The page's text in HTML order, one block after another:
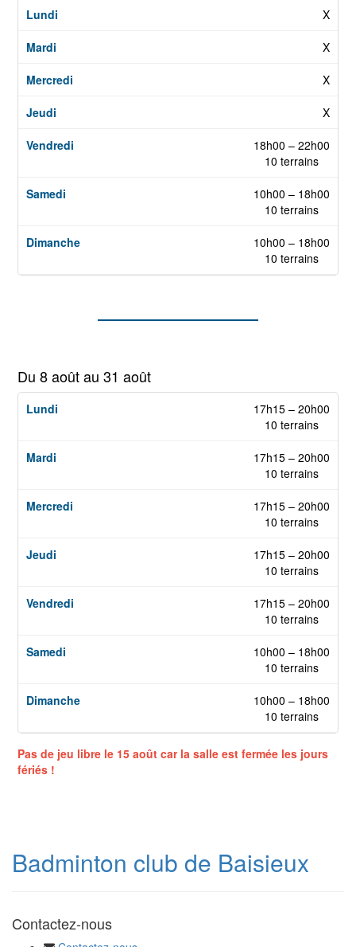
X
X
X
X
18h00 – 22h00
10 terrains
10h00 – 18h00
10 terrains
10h00 – 18h00
10 terrains
Du 8 août au 31 août
17h15 – 20h00
10 terrains
17h15 – 20h00
10 terrains
17h15 – 20h00
10 terrains
17h15 – 20h00
10 terrains
17h15 – 20h00
10 terrains
10h00 – 18h00
10 terrains
10h00 – 18h00
10 terrains
Pas de jeu libre le 15 août car la salle est fermée les jours
fériés !
Badminton club de Baisieux
Contactez-nous